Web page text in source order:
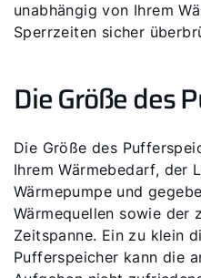
unabhängig von Ihrem
Sperrzeiten sicher
Die Größe des
Die Größe des
Ihrem Wärmebedarf, der
Wärmepumpe und
Wärmequellen sowie der
Zeitspanne. Ein zu klein
Pufferspeicher kann die
Servus!